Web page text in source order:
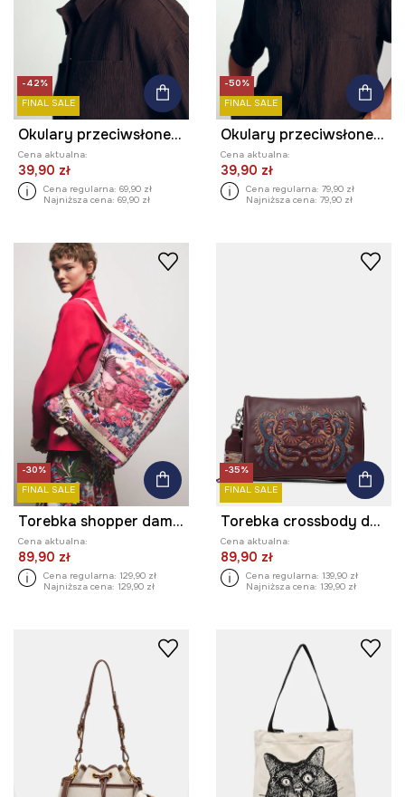
-42%
FINAL SALE
Okulary przeciwsłoneczne pilotki damskie
Cena aktualna:
39,90 zł
Cena regularna: 69,90 zł
Najniższa cena: 69,90 zł
-50%
FINAL SALE
Okulary przeciwsłoneczne damskie
Cena aktualna:
39,90 zł
Cena regularna: 79,90 zł
Najniższa cena: 79,90 zł
-30%
FINAL SALE
Torebka shopper damska z kolekcji Ilona Tambor x Medicine
Cena aktualna:
89,90 zł
Cena regularna: 129,90 zł
Najniższa cena: 129,90 zł
-35%
FINAL SALE
Torebka crossbody damska z imitacji skóry
Cena aktualna:
89,90 zł
Cena regularna: 139,90 zł
Najniższa cena: 139,90 zł